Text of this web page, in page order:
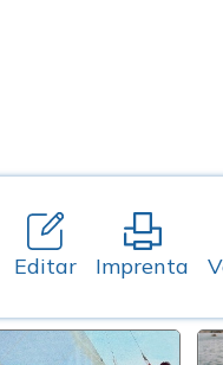
Editar Imprenta